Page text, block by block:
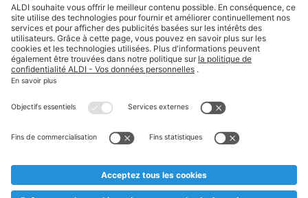
Suivez ALDI Belgique
Textes marqués d'un astérisque et mentions légales
* Nous vendons ces articles temporairement et jusqu'à
au cas où, malgré le planning bien étudié, nous serions
prématurément en rupture de stock. Prix Recupel et TVA incl.
** Sur ce site, l’utilisation de la forme masculine a été adoptée